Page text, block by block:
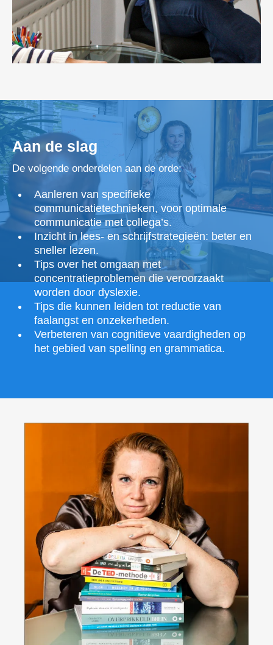
Aan de slag
De volgende onderdelen aan de orde:
Aanleren van specifieke
communicatietechnieken, voor optimale
communicatie met collega’s.
Inzicht in lees- en schrijfstrategieën: beter en
sneller lezen.
Tips over het omgaan met
concentratieproblemen die veroorzaakt
worden door dyslexie.
Tips die kunnen leiden tot reductie van
faalangst en onzekerheden.
Verbeteren van cognitieve vaardigheden op
het gebied van spelling en grammatica.